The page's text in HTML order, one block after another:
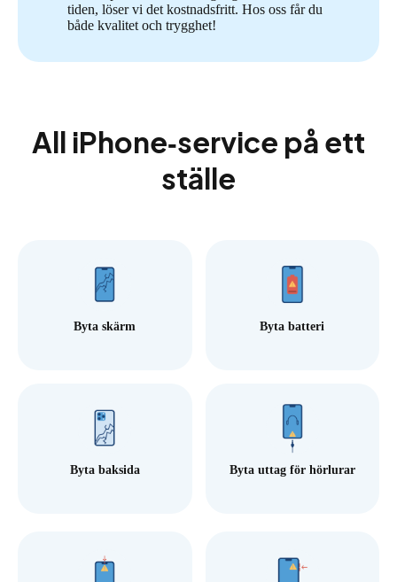
tiden, löser vi det kostnadsfritt. Hos oss får du
både kvalitet och trygghet!
All iPhone‑service på ett
ställe
Byta skärm Byta batteri
Byta baksida Byta uttag för hörlurar